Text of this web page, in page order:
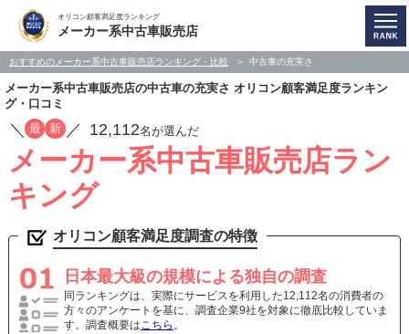
オリコン顧客満足度ランキング
メーカー系中古車販売店
おすすめのメーカー系中古車販売店ランキング・比較 中古車の充実さ
メーカー系中古車販売店の中古車の充実さ オリコン顧客満足度ランキン
グ・口コミ
／ 最 新 ／ 12,112名が選んだ
メーカー系中古車販売店ラン
キング
オリコン顧客満足度調査の特徴
日本最大級の規模による独自の調査
同ランキングは、実際にサービスを利用した12,112名の消費者の
方々のアンケートを基に、調査企業9社を対象に徹底比較していま
す。調査概要はこちら 。